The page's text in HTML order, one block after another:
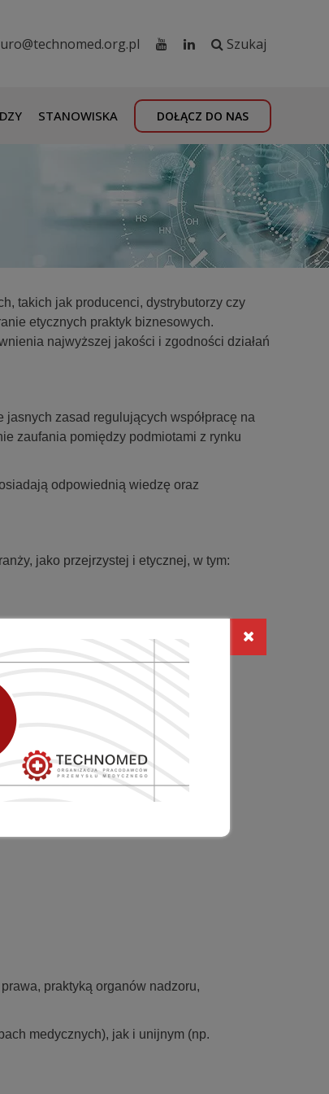
Szukaj
STANOWISKA DOŁĄCZ DO NAS
takich jak producenci, dystrybutorzy czy
etycznych praktyk biznesowych.
najwyższej jakości i zgodności działań
zasad regulujących współpracę na
zaufania pomiędzy podmiotami z rynku
odpowiednią wiedzę oraz
jako przejrzystej i etycznej, w tym:
etycznych na rynku wyrobów
etyki przewidzianymi w Kodeksie,
praktyką organów nadzoru,
medycznych), jak i unijnym (np.